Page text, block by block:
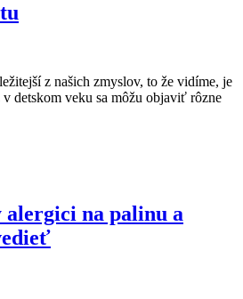
z našich zmyslov, to že vidíme, je
detskom veku sa môžu objaviť rôzne
alergici na palinu a